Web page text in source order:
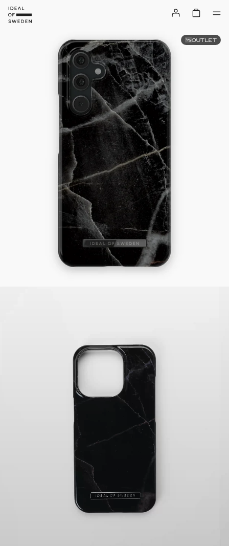
OUTLET